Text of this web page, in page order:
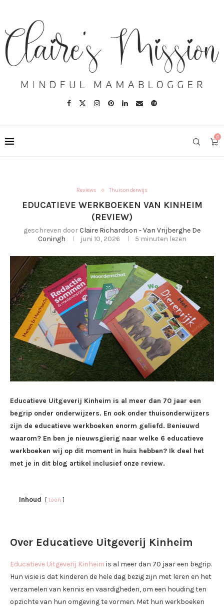
0
Reviews Thuisonderwijs
EDUCATIEVE WERKBOEKEN VAN KINHEIM
(REVIEW)
geschreven doorClaire Richardson - Van Vrijberghe De
Coningh
juni 10, 2026 5 minuten lezen
Educatieve Uitgeverij Kinheim is al meer dan 70 jaar een
begrip onder onderwijzers. En ook onder thuisonderwijzers
zijn de educatieve werkboeken enorm geliefd. Benieuwd
waarom? En ben je nieuwsgierig naar welke 6 educatieve
werkboeken wij op dit moment in huis hebben? Ik deel het
met je in dit blog artikel inclusief onze review.
Inhoud toon
Over Educatieve Uitgeverij Kinheim
Educatieve Uitgeverij Kinheim is al meer dan 70 jaar een begrip.
Hun visie is dat kinderen de hele dag bezig zijn met leren en het
verzamelen van kennis en vaardigheden, om een houding ten
opzichte van hun omgeving te vormen. Met hun werkboeken